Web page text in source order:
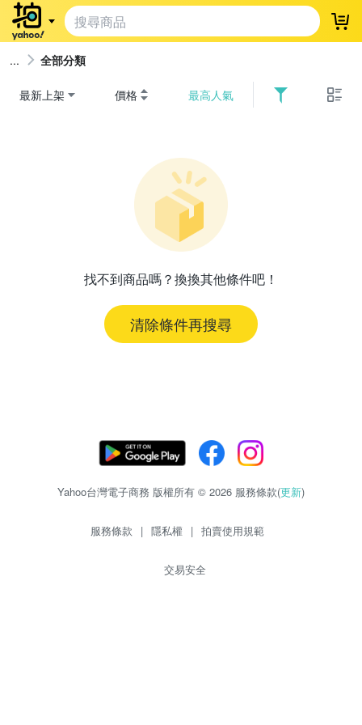
登
全部分類
最新上架 價格 最高人氣
找不到商品嗎？換換其他條件吧！
清除條件再搜尋
Yahoo台灣電子商務 版權所有 © 2026 服務條款(更新)
服務條款 | 隱私權 | 拍賣使用規範
交易安全